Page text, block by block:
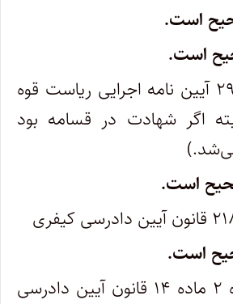
مستنداً به ماده ۲۹ آیین نامه اجرایی ریاست قوه
۱۳۹۸(البته اگر شهادت در قسامه بود
مستنداً به تبصره ۲ ماده ۱۴ قانون آیین دادرسی